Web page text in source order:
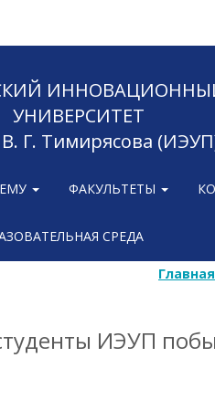
УНИВЕРСИТЕТ
Г. Тимирясова
ФАКУЛЬТЕТЫ
СРЕДА
Главная
ИЭУП